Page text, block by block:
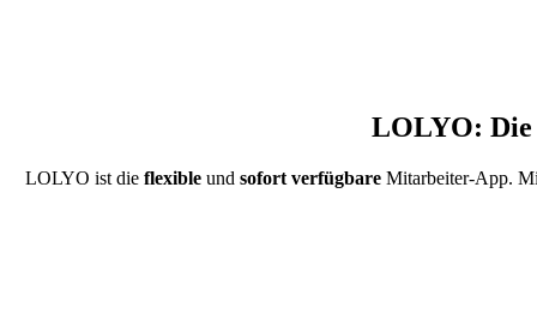
LOLYO: Die
LOLYO ist die flexible und sofort verfügbare Mitarbeiter-App.